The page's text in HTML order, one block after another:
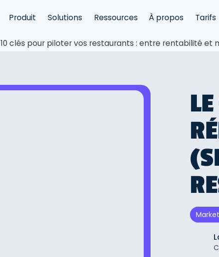
Produit Solutions Ressources À propos Tarifs
10 clés pour piloter vos restaurants : entre rentabilité et